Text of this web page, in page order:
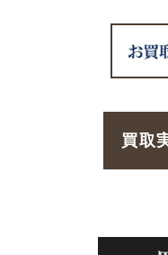
買取